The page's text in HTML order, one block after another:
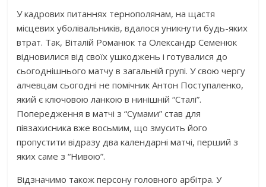
У кадрових питаннях тернополянам, на щастя
місцевих уболівальників, вдалося уникнути будь-яких
втрат. Так, Віталій Романюк та Олександр Семенюк
відновилися від своїх ушкоджень і готувалися до
сьогоднішнього матчу в загальній групі. У свою чергу
алчевцам сьогодні не помічник Антон Поступаленко,
який є ключовою ланкою в нинішній “Сталі”.
Попередження в матчі з “Сумами” став для
півзахисника вже восьмим, що змусить його
пропустити відразу два календарні матчі, перший з
яких саме з “Нивою”.
Відзначимо також персону головного арбітра. У